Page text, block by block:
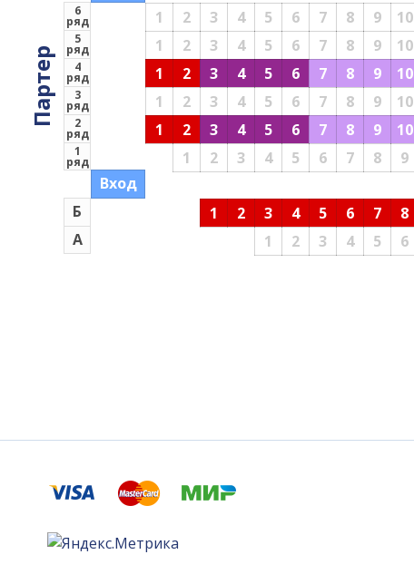
1 2 3 4 5 6 7 8 9 10
1
2 3 4 5 6 7 8 9 10
1
2 3 4 5 6 7 8 9 10
1
2 3 4 5 6 7 8 9 10
1
2 3 4 5 6 7 8 9 10
1
2 3 4 5 6 7 8 9
1 2 3 4 5 6 7 8
1
2 3 4 5 6
Вход
Б
А
Партер
6
ряд
5
ряд
4
ряд
3
ряд
2
ряд
1
ряд